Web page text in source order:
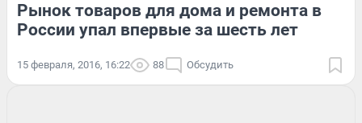
Рынок товаров для дома и ремонта в
России упал впервые за шесть лет
15 февраля, 2016, 16:22 88 Обсудить